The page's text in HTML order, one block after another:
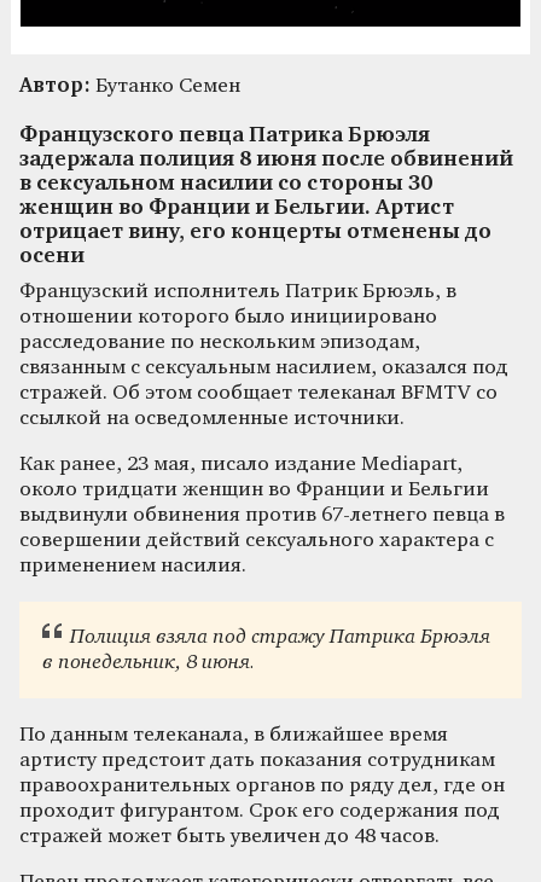
Автор: Бутанко Семен
Французского певца Патрика Брюэля
задержала полиция 8 июня после обвинений
в сексуальном насилии со стороны 30
женщин во Франции и Бельгии. Артист
отрицает вину, его концерты отменены до
осени
Французский исполнитель Патрик Брюэль, в
отношении которого было инициировано
расследование по нескольким эпизодам,
связанным с сексуальным насилием, оказался под
стражей. Об этом сообщает телеканал BFMTV со
ссылкой на осведомленные источники.
Как ранее, 23 мая, писало издание Mediapart,
около тридцати женщин во Франции и Бельгии
выдвинули обвинения против 67-летнего певца в
совершении действий сексуального характера с
применением насилия.
Полиция взяла под стражу Патрика Брюэля
в понедельник, 8 июня.
По данным телеканала, в ближайшее время
артисту предстоит дать показания сотрудникам
правоохранительных органов по ряду дел, где он
проходит фигурантом. Срок его содержания под
стражей может быть увеличен до 48 часов.